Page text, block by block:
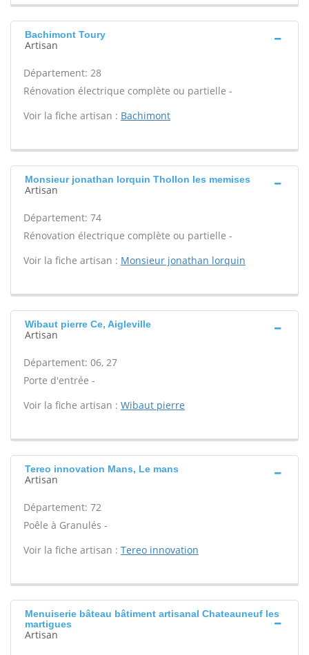
Bachimont Toury
Artisan
Département: 28
Rénovation électrique complète ou partielle -
Voir la fiche artisan : Bachimont
Monsieur jonathan lorquin Thollon les memises
Artisan
Département: 74
Rénovation électrique complète ou partielle -
Voir la fiche artisan : Monsieur jonathan lorquin
Wibaut pierre Ce, Aigleville
Artisan
Département: 06, 27
Porte d'entrée -
Voir la fiche artisan : Wibaut pierre
Tereo innovation Mans, Le mans
Artisan
Département: 72
Poêle à Granulés -
Voir la fiche artisan : Tereo innovation
Menuiserie bâteau bâtiment artisanal Chateauneuf les
martigues
Artisan